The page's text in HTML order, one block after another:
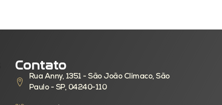
Contato
Rua Anny, 1351 - São João Climaco, São
Paulo - SP, 04240-110